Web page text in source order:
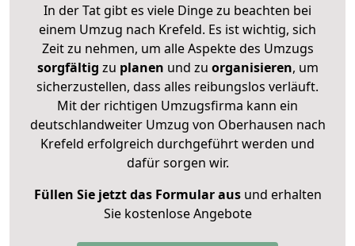
In der Tat gibt es viele Dinge zu beachten bei
einem Umzug nach Krefeld. Es ist wichtig, sich
Zeit zu nehmen, um alle Aspekte des Umzugs
sorgfältig zu planen und zu organisieren, um
sicherzustellen, dass alles reibungslos verläuft.
Mit der richtigen Umzugsfirma kann ein
deutschlandweiter Umzug von Oberhausen nach
Krefeld erfolgreich durchgeführt werden und
dafür sorgen wir.
Füllen Sie jetzt das Formular ausund erhalten
Sie kostenlose Angebote